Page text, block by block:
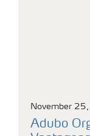
November
Adubo